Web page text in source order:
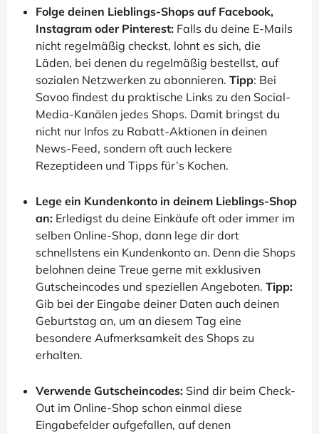
Folge deinen Lieblings-Shops auf Facebook,
Instagram oder Pinterest: Falls du deine E-Mails
nicht regelmäßig checkst, lohnt es sich, die
Läden, bei denen du regelmäßig bestellst, auf
sozialen Netzwerken zu abonnieren. Tipp: Bei
Savoo findest du praktische Links zu den Social-
Media-Kanälen jedes Shops. Damit bringst du
nicht nur Infos zu Rabatt-Aktionen in deinen
News-Feed, sondern oft auch leckere
Rezeptideen und Tipps für’s Kochen.
Lege ein Kundenkonto in deinem Lieblings-Shop
an: Erledigst du deine Einkäufe oft oder immer im
selben Online-Shop, dann lege dir dort
schnellstens ein Kundenkonto an. Denn die Shops
belohnen deine Treue gerne mit exklusiven
Gutscheincodes und speziellen Angeboten. Tipp:
Gib bei der Eingabe deiner Daten auch deinen
Geburtstag an, um an diesem Tag eine
besondere Aufmerksamkeit des Shops zu
erhalten.
Verwende Gutscheincodes: Sind dir beim Check-
Out im Online-Shop schon einmal diese
Eingabefelder aufgefallen, auf denen